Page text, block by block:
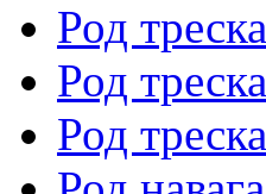
Род
Род
Род